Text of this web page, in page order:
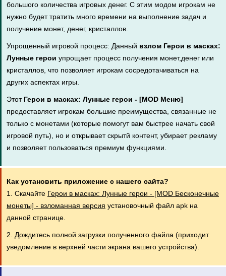
большого количества игровых денег. С этим модом игрокам не
нужно будет тратить много времени на выполнение задач и
получение монет, денег, кристаллов.
Упрощенный игровой процесс: Данный взлом Герои в масках:
Лунные герои упрощает процесс получения монет,денег или
кристаллов, что позволяет игрокам сосредотачиваться на
других аспектах игры.
Этот Герои в масках: Лунные герои - [MOD Меню]
предоставляет игрокам большие преимущества, связанные не
только с монетами (которые помогут вам быстрее начать свой
игровой путь), но и открывает скрытй контент, убирает рекламу
и позволяет пользоваться премиум функциями.
Как установить приложение с нашего сайта?
1. Скачайте Герои в масках: Лунные герои - [MOD Бесконечные
монеты] - взломанная версия установочный файл apk на
данной странице.
2. Дождитесь полной загрузки полученного файла (приходит
уведомление в верхней части экрана вашего устройства).